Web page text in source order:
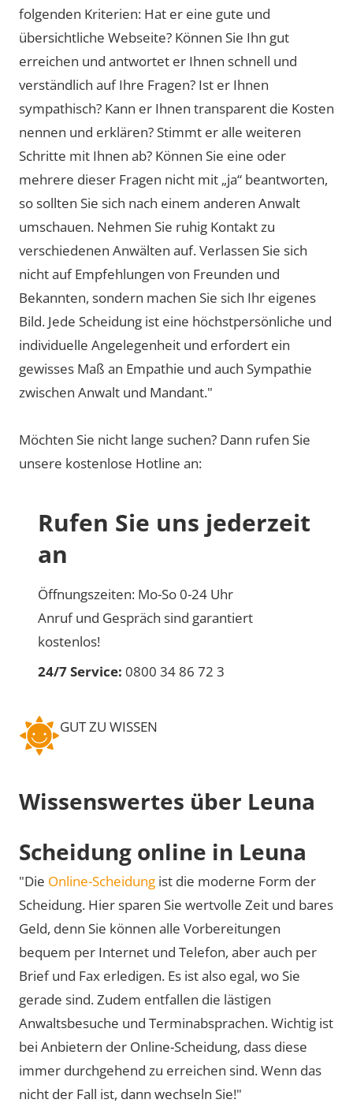
folgenden Kriterien: Hat er eine gute und
übersichtliche Webseite? Können Sie Ihn gut
erreichen und antwortet er Ihnen schnell und
verständlich auf Ihre Fragen? Ist er Ihnen
sympathisch? Kann er Ihnen transparent die Kosten
nennen und erklären? Stimmt er alle weiteren
Schritte mit Ihnen ab? Können Sie eine oder
mehrere dieser Fragen nicht mit „ja“ beantworten,
so sollten Sie sich nach einem anderen Anwalt
umschauen. Nehmen Sie ruhig Kontakt zu
verschiedenen Anwälten auf. Verlassen Sie sich
nicht auf Empfehlungen von Freunden und
Bekannten, sondern machen Sie sich Ihr eigenes
Bild. Jede Scheidung ist eine höchstpersönliche und
individuelle Angelegenheit und erfordert ein
gewisses Maß an Empathie und auch Sympathie
zwischen Anwalt und Mandant."
Möchten Sie nicht lange suchen? Dann rufen Sie
unsere kostenlose Hotline an:
Rufen Sie uns jederzeit
an
Öffnungszeiten: Mo-So 0-24 Uhr
Anruf und Gespräch sind garantiert
kostenlos!
24/7 Service: 0800 34 86 72 3
GUT ZU WISSEN
Wissenswertes über Leuna
Scheidung online in Leuna
"Die Online-Scheidung ist die moderne Form der
Scheidung. Hier sparen Sie wertvolle Zeit und bares
Geld, denn Sie können alle Vorbereitungen
bequem per Internet und Telefon, aber auch per
Brief und Fax erledigen. Es ist also egal, wo Sie
gerade sind. Zudem entfallen die lästigen
Anwaltsbesuche und Terminabsprachen. Wichtig ist
bei Anbietern der Online-Scheidung, dass diese
immer durchgehend zu erreichen sind. Wenn das
nicht der Fall ist, dann wechseln Sie!"